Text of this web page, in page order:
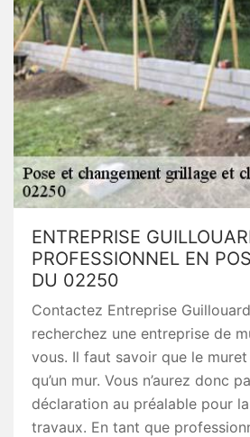
ENTREPRISE
PROFESSIONNEL EN
DU 02250
Contactez Entreprise
recherchez une entreprise de
vous. Il faut savoir que le
qu’un mur. Vous n’aurez donc
déclaration au préalable pour
travaux. En tant que